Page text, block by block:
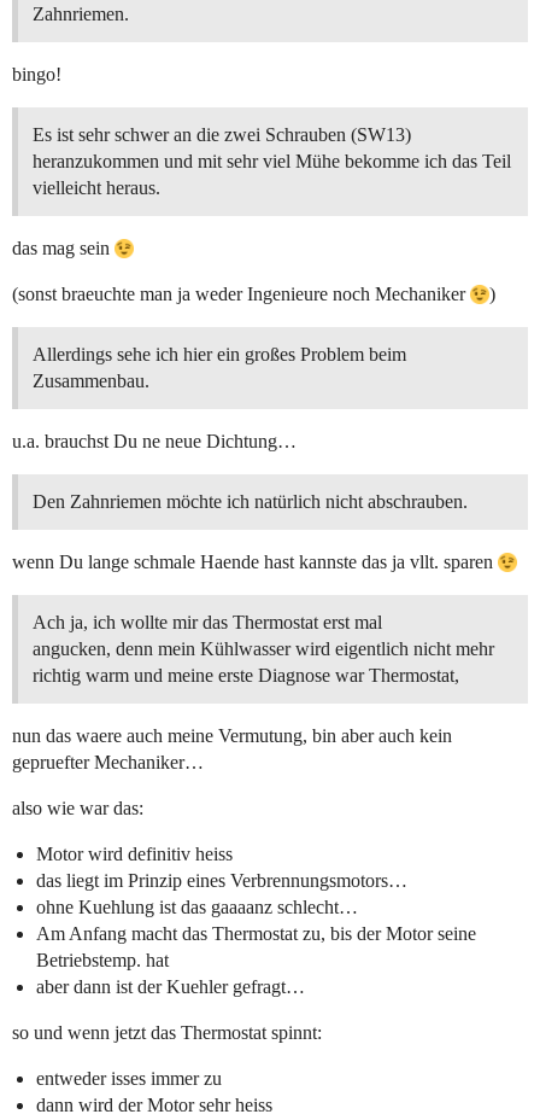
Zahnriemen.
bingo!
Es ist sehr schwer an die zwei Schrauben (SW13)
heranzukommen und mit sehr viel Mühe bekomme ich das Teil
vielleicht heraus.
das mag sein
(sonst braeuchte man ja weder Ingenieure noch Mechaniker )
Allerdings sehe ich hier ein großes Problem beim
Zusammenbau.
u.a. brauchst Du ne neue Dichtung…
Den Zahnriemen möchte ich natürlich nicht abschrauben.
wenn Du lange schmale Haende hast kannste das ja vllt. sparen
Ach ja, ich wollte mir das Thermostat erst mal
angucken, denn mein Kühlwasser wird eigentlich nicht mehr
richtig warm und meine erste Diagnose war Thermostat,
nun das waere auch meine Vermutung, bin aber auch kein
gepruefter Mechaniker…
also wie war das:
Motor wird definitiv heiss
das liegt im Prinzip eines Verbrennungsmotors…
ohne Kuehlung ist das gaaaanz schlecht…
Am Anfang macht das Thermostat zu, bis der Motor seine
Betriebstemp. hat
aber dann ist der Kuehler gefragt…
so und wenn jetzt das Thermostat spinnt:
entweder isses immer zu
dann wird der Motor sehr heiss